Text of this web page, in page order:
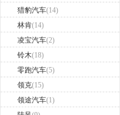
猎豹汽车(14)
林肯(14)
凌宝汽车(2)
铃木(18)
零跑汽车(5)
领克(15)
领途汽车(1)